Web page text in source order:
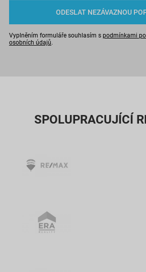
Vyplněním formuláře souhlasím s podmínkami
osobních údajů.
SPOLUPRACUJÍCÍ